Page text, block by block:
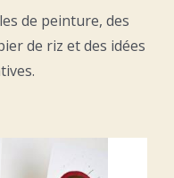
de peinture, des
de riz et des idées